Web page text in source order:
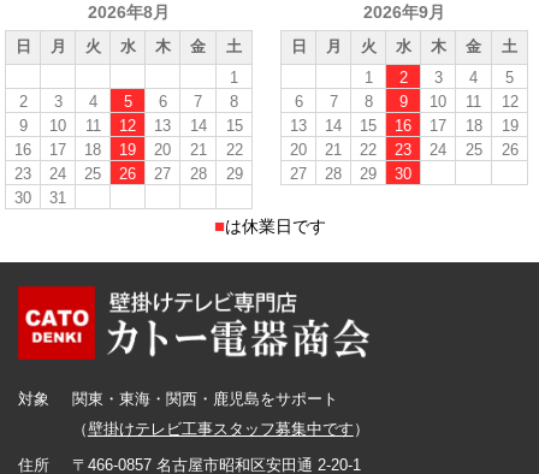
2026年8月
日 月 火 水 木 金
土
1
2
3 4 5 6 7
8
9
10 11 12 13 14
15
16
17 18 19 20 21
22
23
24 25 26 27 28
29
30
31
2026年9月
日 月 火 水 木 金
土
1
2 3 4
5
6
7 8 9 10 11
12
13
14 15 16 17 18
19
20
21 22 23 24 25
26
27
28 29 30
■は休業日です
対象
関東・東海・関西・鹿児島をサポート
（壁掛けテレビ工事スタッフ募集中です ）
住所
〒466-0857 名古屋市昭和区安田通 2-20-1